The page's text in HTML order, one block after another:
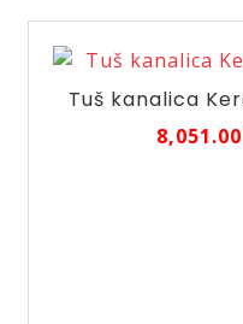
Tuš kanalica
8,051.00